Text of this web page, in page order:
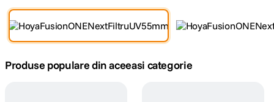
3. trepied telefon
Produse populare din aceeasi categorie